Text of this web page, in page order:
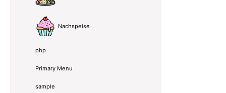
Nachspeise
php
Primary Menu
sample